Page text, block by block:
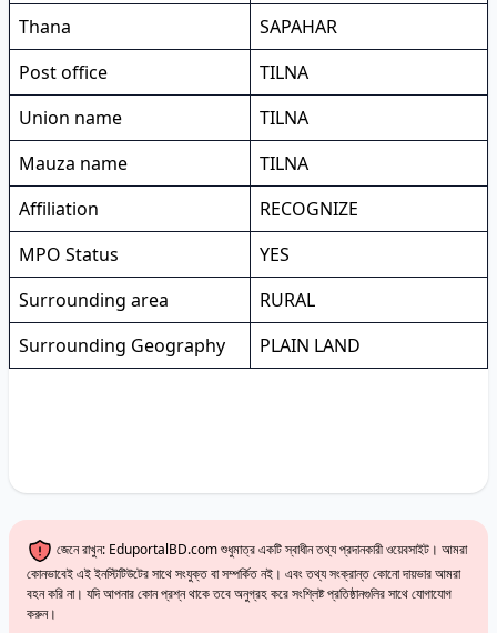
Thana
SAPAHAR
Post office
TILNA
Union name
TILNA
Mauza name
TILNA
Affiliation
RECOGNIZE
MPO Status
YES
Surrounding area
RURAL
Surrounding Geography
PLAIN LAND
জেনে রাখুন: EduportalBD.com শুধুমাত্র একটি স্বাধীন তথ্য প্রদানকারী ওয়েবসাইট। আমরা
কোনভাবেই এই ইনস্টিটিউটের সাথে সংযুক্ত বা সম্পর্কিত নই। এবং তথ্য সংক্রান্ত কোনো দায়ভার আমরা
বহন করি না। যদি আপনার কোন প্রশ্ন থাকে তবে অনুগ্রহ করে সংশ্লিষ্ট প্রতিষ্ঠানগুলির সাথে যোগাযোগ
করুন।